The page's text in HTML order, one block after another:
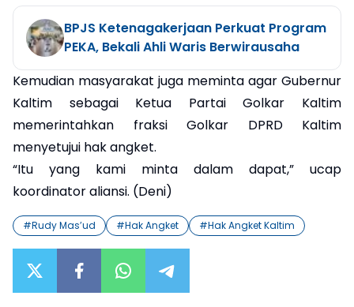
BPJS Ketenagakerjaan Perkuat Program
PEKA, Bekali Ahli Waris Berwirausaha
Kemudian masyarakat juga meminta agar Gubernur
Kaltim sebagai Ketua Partai Golkar Kaltim
memerintahkan fraksi Golkar DPRD Kaltim
menyetujui hak angket.
“Itu yang kami minta dalam dapat,” ucap
koordinator aliansi. (Deni)
#Rudy Mas’ud #Hak Angket #Hak Angket Kaltim